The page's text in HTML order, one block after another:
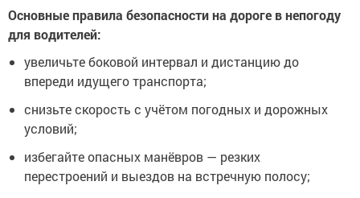
Основные правила безопасности на дороге в непогоду
для водителей:
увеличьте боковой интервал и дистанцию до
впереди идущего транспорта;
снизьте скорость с учётом погодных и дорожных
условий;
избегайте опасных манёвров — резких
перестроений и выездов на встречную полосу;